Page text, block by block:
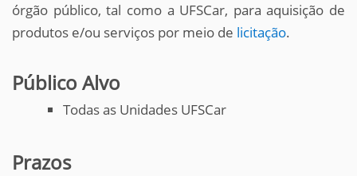
órgão público, tal como a UFSCar, para aquisição de
produtos e/ou serviços por meio de licitação.
Público Alvo
Todas as Unidades UFSCar
Prazos